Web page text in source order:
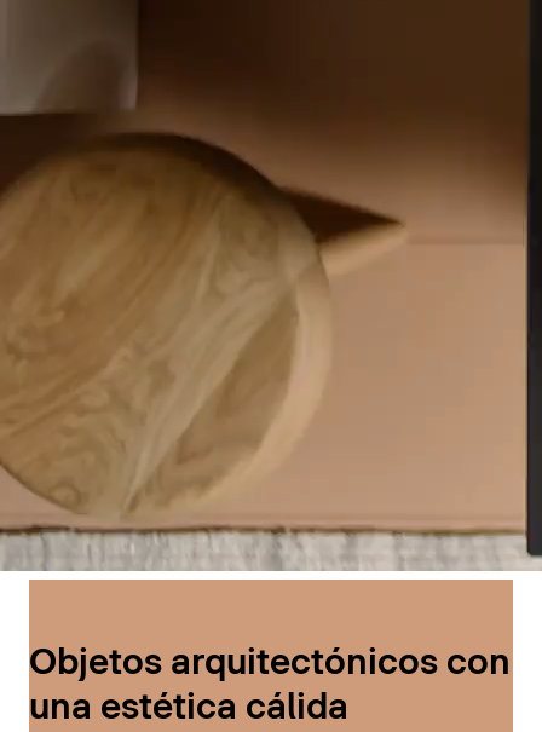
Objetos arquitectónicos con
una estética cálida